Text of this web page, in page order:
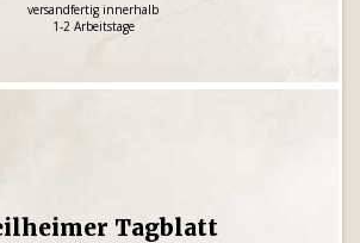
versandfertig innerhalb
1-2 Arbeitstage
Tagblatt